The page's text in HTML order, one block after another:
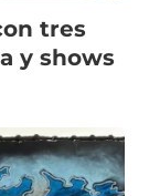
tres
y shows